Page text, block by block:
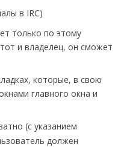
в IRC)
только по этому
и владелец, он сможет
которые, в свою
главного окна и
(с указанием
должен